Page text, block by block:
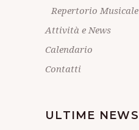
Repertorio Musicale
Attività e News
Calendario
Contatti
ULTIME NEWS